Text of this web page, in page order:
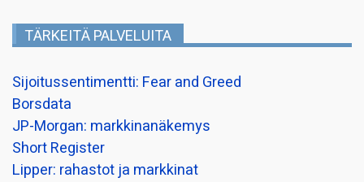
TÄRKEITÄ PALVELUITA
Sijoitussentimentti: Fear and Greed
Borsdata
JP-Morgan: markkinanäkemys
Short Register
Lipper: rahastot ja markkinat